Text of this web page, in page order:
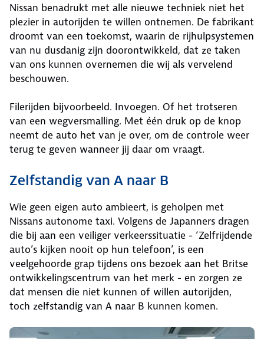
Nissan benadrukt met alle nieuwe techniek niet het
plezier in autorijden te willen ontnemen. De fabrikant
droomt van een toekomst, waarin de rijhulpsystemen
van nu dusdanig zijn doorontwikkeld, dat ze taken
van ons kunnen overnemen die wij als vervelend
beschouwen.
Filerijden bijvoorbeeld. Invoegen. Of het trotseren
van een wegversmalling. Met één druk op de knop
neemt de auto het van je over, om de controle weer
terug te geven wanneer jij daar om vraagt.
Zelfstandig van A naar B
Wie geen eigen auto ambieert, is geholpen met
Nissans autonome taxi. Volgens de Japanners dragen
die bij aan een veiliger verkeerssituatie - ‘Zelfrijdende
auto’s kijken nooit op hun telefoon’, is een
veelgehoorde grap tijdens ons bezoek aan het Britse
ontwikkelingscentrum van het merk - en zorgen ze
dat mensen die niet kunnen of willen autorijden,
toch zelfstandig van A naar B kunnen komen.